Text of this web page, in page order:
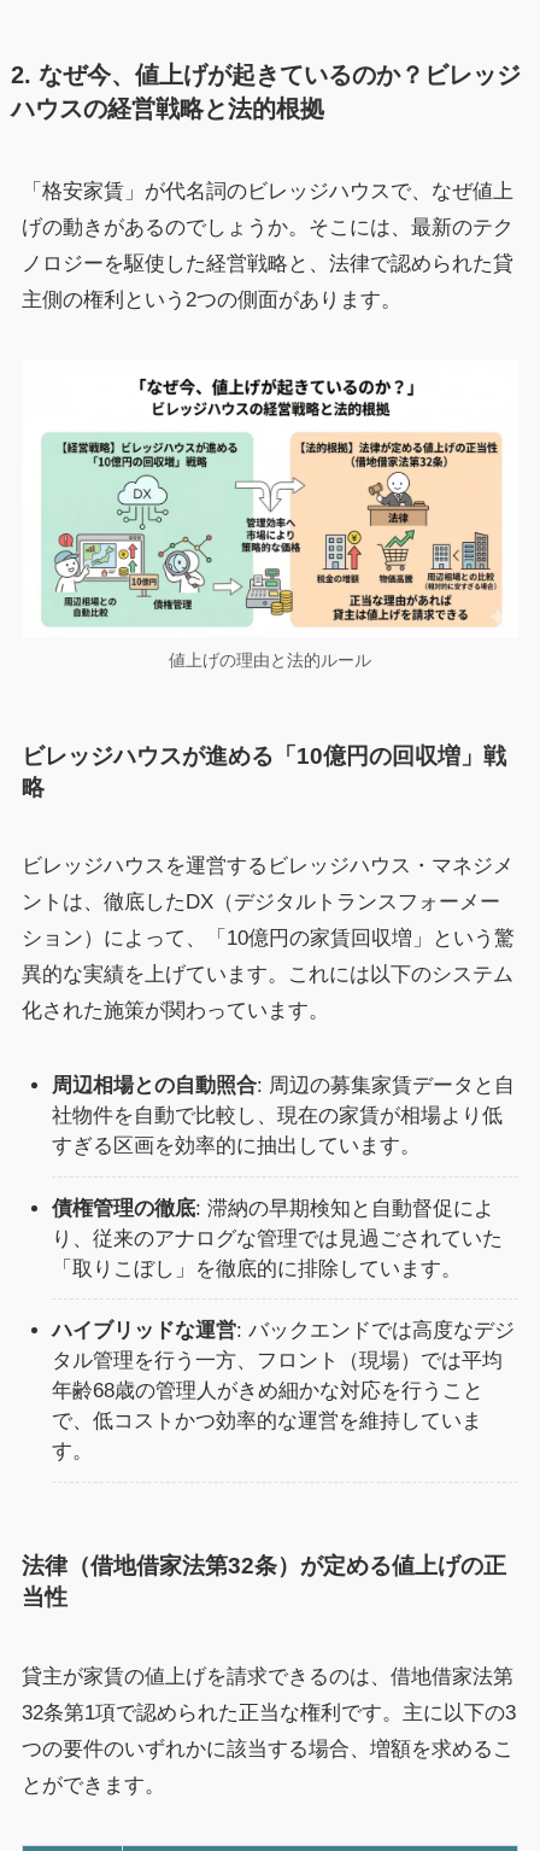
2. なぜ今、値上げが起きているのか？ビレッジ
ハウスの経営戦略と法的根拠
「格安家賃」が代名詞のビレッジハウスで、なぜ値上
げの動きがあるのでしょうか。そこには、最新のテク
ノロジーを駆使した経営戦略と、法律で認められた貸
主側の権利という2つの側面があります。
値上げの理由と法的ルール
ビレッジハウスが進める「10億円の回収増」戦
略
ビレッジハウスを運営するビレッジハウス・マネジメ
ントは、徹底したDX（デジタルトランスフォーメー
ション）によって、「10億円の家賃回収増」という驚
異的な実績を上げています。これには以下のシステム
化された施策が関わっています。
周辺相場との自動照合: 周辺の募集家賃データと自
社物件を自動で比較し、現在の家賃が相場より低
すぎる区画を効率的に抽出しています。
債権管理の徹底: 滞納の早期検知と自動督促によ
り、従来のアナログな管理では見過ごされていた
「取りこぼし」を徹底的に排除しています。
ハイブリッドな運営: バックエンドでは高度なデジ
タル管理を行う一方、フロント（現場）では平均
年齢68歳の管理人がきめ細かな対応を行うこと
で、低コストかつ効率的な運営を維持していま
す。
法律（借地借家法第32条）が定める値上げの正
当性
貸主が家賃の値上げを請求できるのは、借地借家法第
32条第1項で認められた正当な権利です。主に以下の3
つの要件のいずれかに該当する場合、増額を求めるこ
とができます。